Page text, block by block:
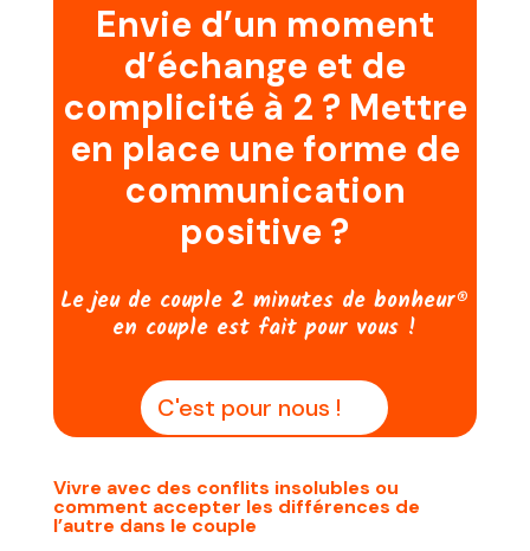
Envie d’un moment
d’échange et de
complicité à 2 ? Mettre
en place une forme de
communication
positive ?
Le jeu de couple 2 minutes de bonheur®
en couple est fait pour vous !
C'est pour nous !
Vivre avec des conflits insolubles ou
comment accepter les différences de
l’autre dans le couple